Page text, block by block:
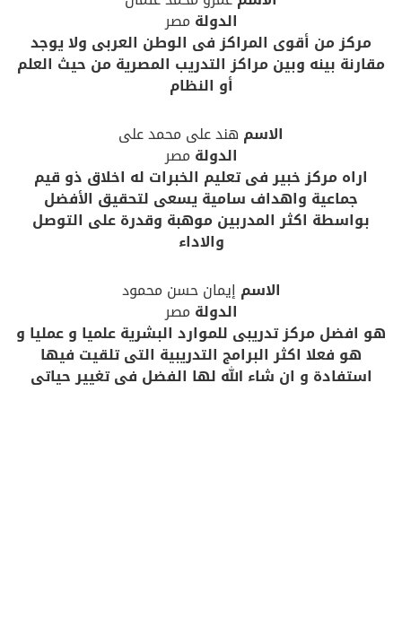
الدولة مصر
مركز من أقوى المراكز فى الوطن العربى ولا يوجد
مقارنة بينه وبين مراكز التدريب المصرية من حيث العلم
أو النظام
الاسم هند على محمد على
الدولة مصر
اراه مركز خبير فى تعليم الخبرات له اخلاق ذو قيم
جماعية واهداف سامية يسعى لتحقيق الأفضل
بواسطة اكثر المدربين موهبة وقدرة على التوصل
والاداء
الاسم إيمان حسن محمود
الدولة مصر
هو افضل مركز تدريبى للموارد البشرية علميا و عمليا و
هو فعلا اكثر البرامج التدريبية التى تلقيت فيها
استفادة و ان شاء الله لها الفضل فى تغيير حياتى